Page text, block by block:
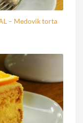
– Medovik torta